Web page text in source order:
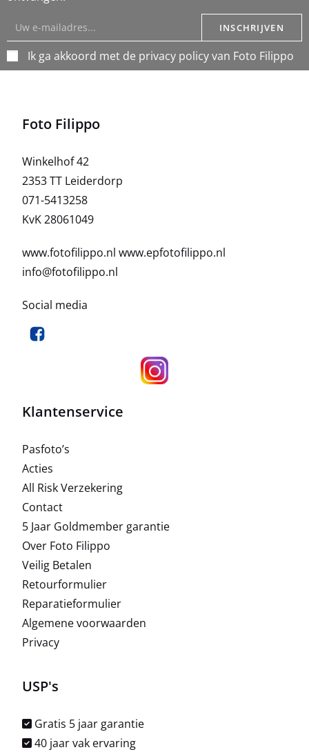
Ik ga akkoord met de privacy policy van Foto Filippo
INSCHRIJVEN
Foto Filippo
Winkelhof 42
2353 TT Leiderdorp
071-5413258
KvK 28061049
www.fotofilippo.nlwww.epfotofilippo.nl
info@fotofilippo.nl
Social media
Klantenservice
Pasfoto’s
Acties
All Risk Verzekering
Contact
5 Jaar Goldmember garantie
Over Foto Filippo
Veilig Betalen
Retourformulier
Reparatieformulier
Algemene voorwaarden
Privacy
USP's
Gratis 5 jaar garantie
40 jaar vak ervaring